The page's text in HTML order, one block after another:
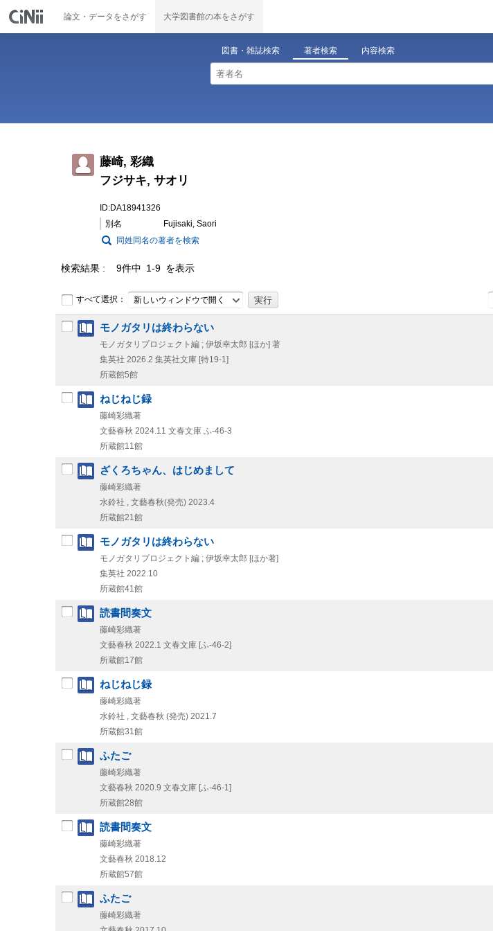
論文・データをさがす 大学図書館の本をさがす
図書・雑誌検索 著者検索 内容検索
藤崎, 彩織
フジサキ, サオリ
ID:DA18941326
別名
Fujisaki, Saori
同姓同名の著者を検索
検索結果 9件中 1-9 を表示
すべて選択： 新しいウィンドウで開く
モノガタリは終わらない
モノガタリプロジェクト編 ; 伊坂幸太郎 [ほか] 著
集英社 2026.2 集英社文庫 [特19-1]
所蔵館5館
ねじねじ録
藤崎彩織著
文藝春秋 2024.11 文春文庫 ふ-46-3
所蔵館11館
ざくろちゃん、はじめまして
藤崎彩織著
水鈴社 , 文藝春秋(発売) 2023.4
所蔵館21館
モノガタリは終わらない
モノガタリプロジェクト編 ; 伊坂幸太郎 [ほか著]
集英社 2022.10
所蔵館41館
読書間奏文
藤崎彩織著
文藝春秋 2022.1 文春文庫 [ふ-46-2]
所蔵館17館
ねじねじ録
藤崎彩織著
水鈴社 , 文藝春秋 (発売) 2021.7
所蔵館31館
ふたご
藤崎彩織著
文藝春秋 2020.9 文春文庫 [ふ-46-1]
所蔵館28館
読書間奏文
藤崎彩織著
文藝春秋 2018.12
所蔵館57館
ふたご
藤崎彩織著